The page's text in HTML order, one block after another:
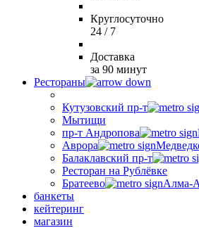
Круглосуточно
24 / 7
Доставка
за 90 минут
Рестораны
Кутузовский пр-т
Мытищи
пр-т Андропова
Аврора
Балаклавский пр-т
Ресторан на Рублёвке
Братеево
Алма-
банкеты
кейтеринг
магазин